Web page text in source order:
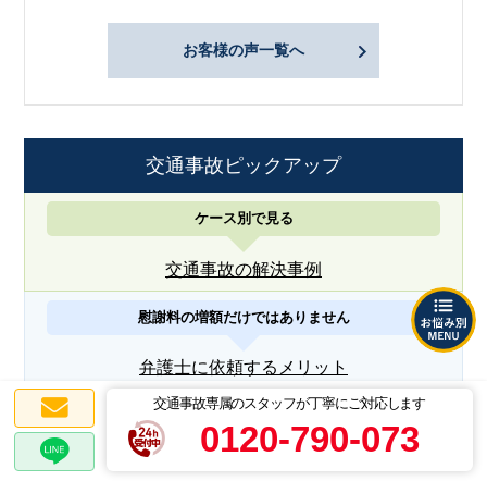
交通事故専属のスタッフが丁寧にご対応します
0120-790-073
お客様の声一覧へ
交通事故ピックアップ
ケース別で見る
交通事故の解決事例
慰謝料の増額だけではありません
弁護士に依頼するメリット
保険会社から示談案を提示されたら